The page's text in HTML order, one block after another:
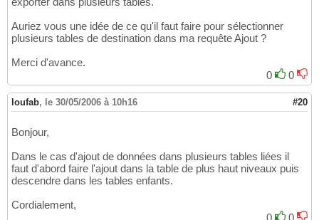
Auriez vous une idée de ce qu'il faut faire pour sélectionner
plusieurs tables de destination dans ma requête Ajout ?
Merci d'avance.
0
0
loufab, le 30/05/2006 à 10h16 #20
Bonjour,
Dans le cas d'ajout de données dans plusieurs tables liées il
faut d'abord faire l'ajout dans la table de plus haut niveaux puis
descendre dans les tables enfants.
Cordialement,